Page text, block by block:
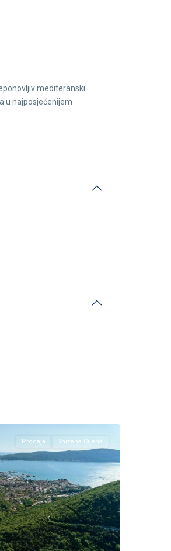
mediteranski
u najposjećenijem
Prodaja Snižena Cijena